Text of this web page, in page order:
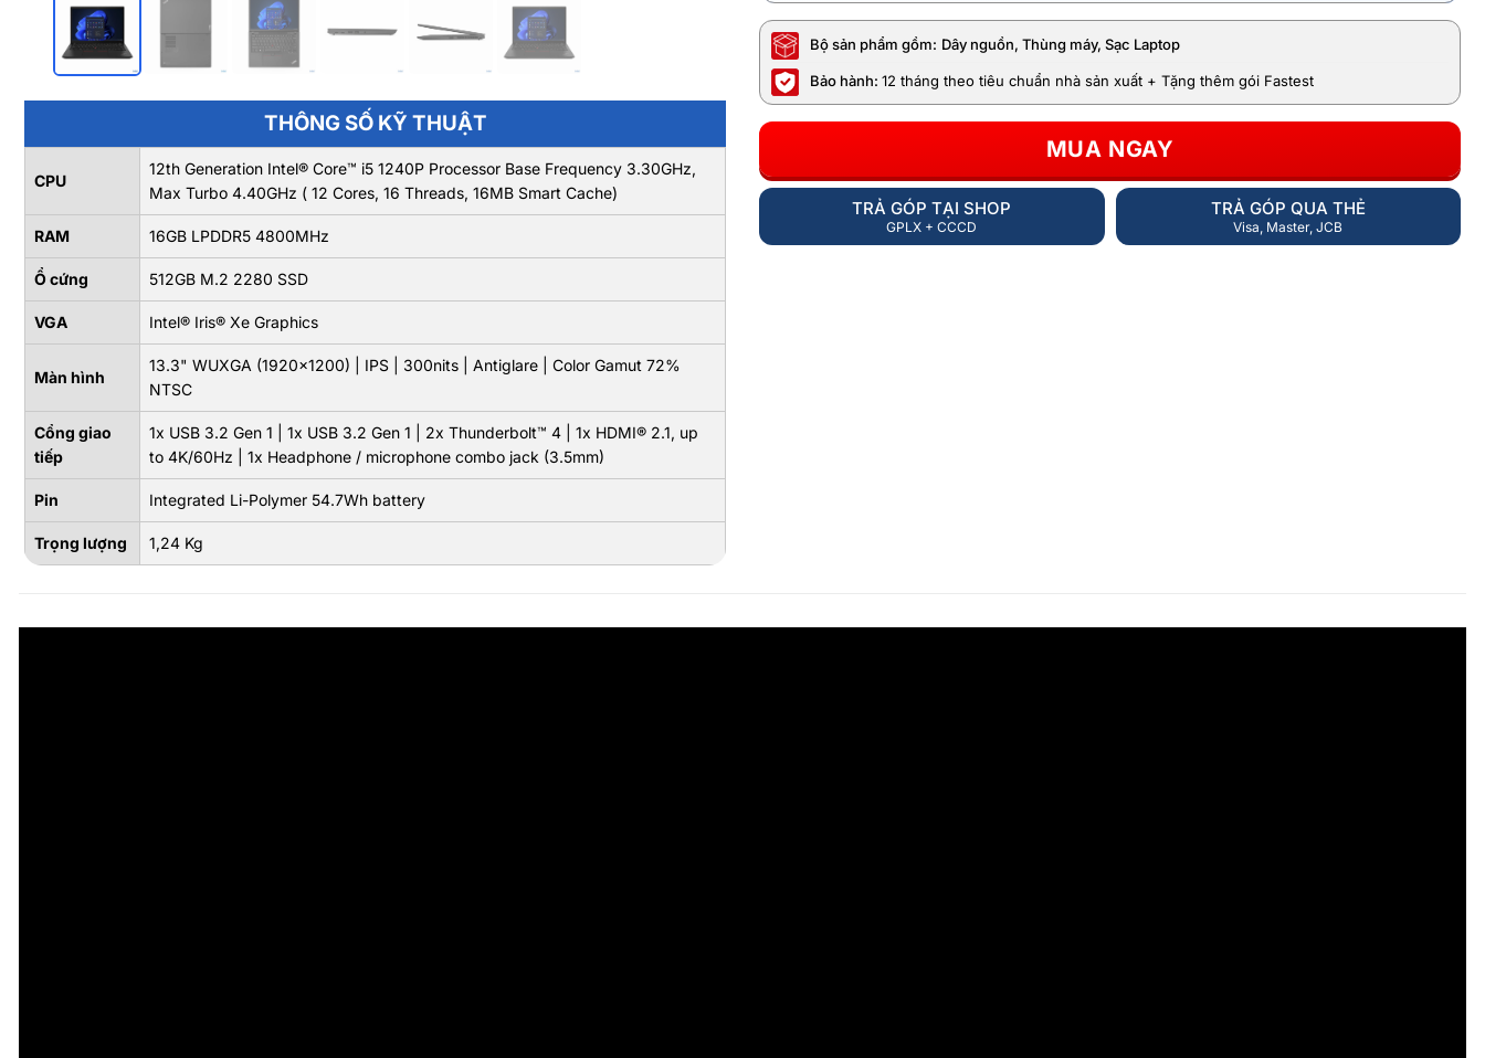
THÔNG SỐ KỸ THUẬT
CPU
12th Generation Intel® Core™ i5 1240P Processor Base Frequency 3.30GHz,
Max Turbo 4.40GHz ( 12 Cores, 16 Threads, 16MB Smart Cache)
RAM 16GB LPDDR5 4800MHz
Ổ cứng 512GB M.2 2280 SSD
VGA Intel® Iris® Xe Graphics
Màn hình
13.3" WUXGA (1920x1200) | IPS | 300nits | Antiglare | Color Gamut 72%
NTSC
Cổng giao
tiếp
1x USB 3.2 Gen 1 | 1x USB 3.2 Gen 1 | 2x Thunderbolt™ 4 | 1x HDMI® 2.1, up
to 4K/60Hz | 1x Headphone / microphone combo jack (3.5mm)
Pin Integrated Li-Polymer 54.7Wh battery
Trọng lượng 1,24 Kg
Bộ sản phẩm gồm: Dây nguồn, Thùng máy, Sạc Laptop
Bảo hành: 12 tháng theo tiêu chuẩn nhà sản xuất + Tặng thêm gói Fastest
MUA NGAY
TRẢ GÓP TẠI SHOP
GPLX + CCCD
TRẢ GÓP QUA THẺ
Visa, Master, JCB